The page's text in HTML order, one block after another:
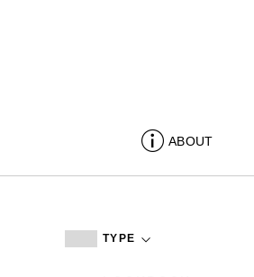
ABOUT
TYPE